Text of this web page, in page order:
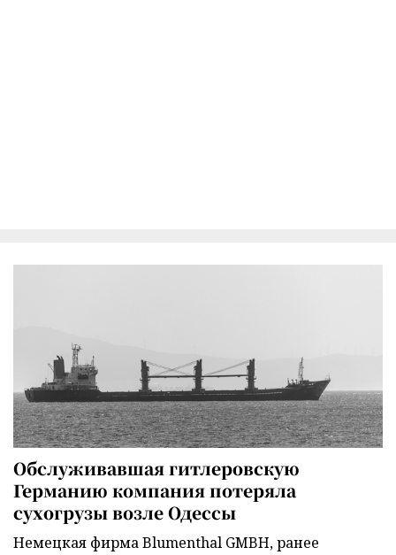
Обслуживавшая гитлеровскую
Германию компания потеряла
сухогрузы возле Одессы
Немецкая фирма Blumenthal GMBH, ранее